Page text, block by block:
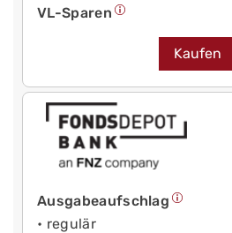
VL-Sparen
Kaufen
Ausgabeaufschlag
• regulär